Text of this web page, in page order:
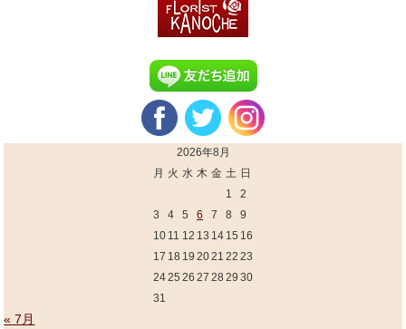
2026年8月
月 火 水 木 金 土 日
1
2
3
4 5 6 7 8
9
10 11 12 13 14 15 16
17 18 19 2021 22 23
2425 26 27 28 29 30
31
« 7月